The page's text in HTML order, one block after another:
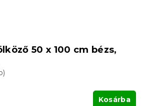
50 x 100 cm bézs,
Kosárba